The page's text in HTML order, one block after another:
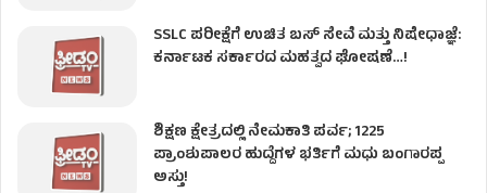
SSLC ಪರೀಕ್ಷೆಗೆ ಉಚಿತ ಬಸ್ ಸೇವೆ ಮತ್ತು ನಿಷೇಧಾಜ್ಞೆ:
ಕರ್ನಾಟಕ ಸರ್ಕಾರದ ಮಹತ್ವದ ಘೋಷಣೆ…!
ಶಿಕ್ಷಣ ಕ್ಷೇತ್ರದಲ್ಲಿ ನೇಮಕಾತಿ ಪರ್ವ; 1225
ಪ್ರಾಂಶುಪಾಲರ ಹುದ್ದೆಗಳ ಭರ್ತಿಗೆ ಮಧು ಬಂಗಾರಪ್ಪ
ಅಸ್ತು!